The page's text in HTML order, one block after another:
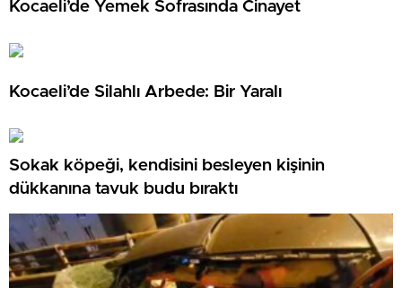
Kocaeli’de Yemek Sofrasında Cinayet
Kocaeli’de Silahlı Arbede: Bir Yaralı
Sokak köpeği, kendisini besleyen kişinin
dükkanına tavuk budu bıraktı